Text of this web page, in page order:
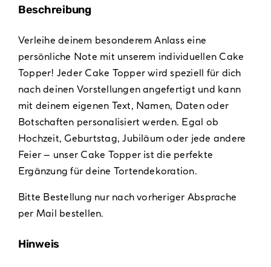
Beschreibung
Verleihe deinem besonderem Anlass eine
persönliche Note mit unserem individuellen Cake
Topper! Jeder Cake Topper wird speziell für dich
nach deinen Vorstellungen angefertigt und kann
mit deinem eigenen Text, Namen, Daten oder
Botschaften personalisiert werden. Egal ob
Hochzeit, Geburtstag, Jubiläum oder jede andere
Feier – unser Cake Topper ist die perfekte
Ergänzung für deine Tortendekoration.
Bitte Bestellung nur nach vorheriger Absprache
per Mail bestellen.
Hinweis